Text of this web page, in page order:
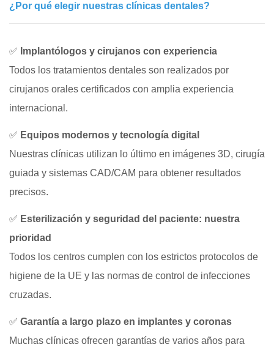
¿Por qué elegir nuestras clínicas dentales?
✅ Implantólogos y cirujanos con experiencia
Todos los tratamientos dentales son realizados por
cirujanos orales certificados con amplia experiencia
internacional.
✅ Equipos modernos y tecnología digital
Nuestras clínicas utilizan lo último en imágenes 3D, cirugía
guiada y sistemas CAD/CAM para obtener resultados
precisos.
✅ Esterilización y seguridad del paciente: nuestra
prioridad
Todos los centros cumplen con los estrictos protocolos de
higiene de la UE y las normas de control de infecciones
cruzadas.
✅ Garantía a largo plazo en implantes y coronas
Muchas clínicas ofrecen garantías de varios años para